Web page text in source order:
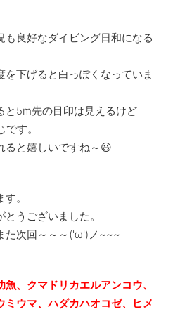
良好なダイビング日和になる
下げると白っぽくなっていま
と5m先の目印は見えるけど
す。
ると嬉しいですね～😃
。
うございました。
た次回～～～('ω')ノ~~~
、クマドリカエルアンコウ、
ウマ、ハダカハオコゼ、ヒメ